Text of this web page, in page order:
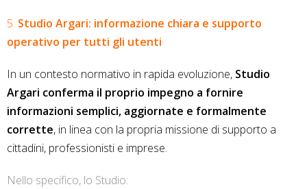
5. Studio Argari: informazione chiara e supporto
operativo per tutti gli utenti
In un contesto normativo in rapida evoluzione, Studio
Argari conferma il proprio impegno a fornire
informazioni semplici, aggiornate e formalmente
corrette, in linea con la propria missione di supporto a
cittadini, professionisti e imprese.
Nello specifico, lo Studio: